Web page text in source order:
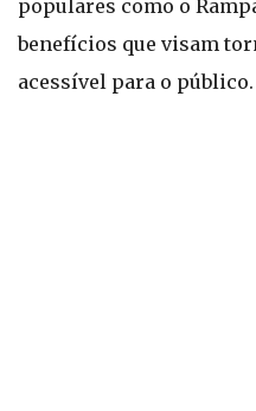
populares como o
benefícios que visam
acessível para o público.